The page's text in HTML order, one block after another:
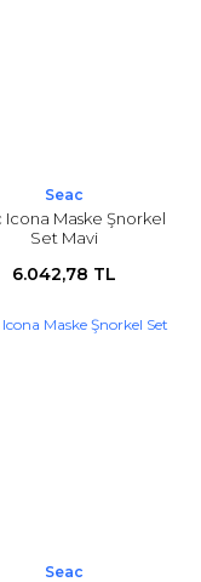
Seac
Icona Maske Şnorkel
Set Mavi
6.042,78 TL
Seac